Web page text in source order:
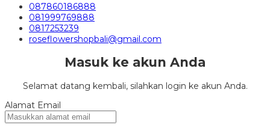
087860186888
081999769888
0817253239
roseflowershopbali@gmail.com
Masuk ke akun Anda
Selamat datang kembali, silahkan login ke akun Anda.
Alamat Email